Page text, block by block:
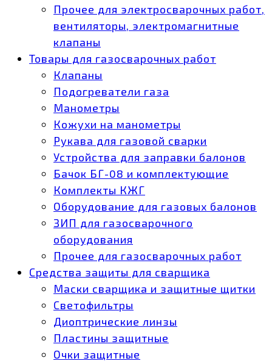
Прочее для электросварочных работ,
вентиляторы, электромагнитные
клапаны
Товары для газосварочных работ
Клапаны
Подогреватели газа
Манометры
Кожухи на манометры
Рукава для газовой сварки
Устройства для заправки балонов
Бачок БГ-08 и комплектующие
Комплекты КЖГ
Оборудование для газовых балонов
ЗИП для газосварочного
оборудования
Прочее для газосварочных работ
Средства защиты для сварщика
Маски сварщика и защитные щитки
Светофильтры
Диоптрические линзы
Пластины защитные
Очки защитные